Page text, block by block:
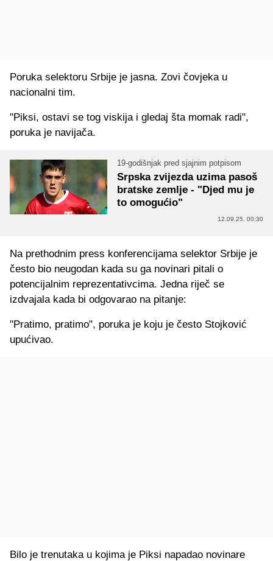
Poruka selektoru Srbije je jasna. Zovi čovjeka u
nacionalni tim.
"Piksi, ostavi se tog viskija i gledaj šta momak radi",
poruka je navijača.
19-godišnjak pred sjajnim potpisom
Srpska zvijezda uzima pasoš
bratske zemlje - "Djed mu je
to omogućio"
12.09.25. 00:30
Na prethodnim press konferencijama selektor Srbije je
često bio neugodan kada su ga novinari pitali o
potencijalnim reprezentativcima. Jedna riječ se
izdvajala kada bi odgovarao na pitanje:
"Pratimo, pratimo", poruka je koju je često Stojković
upućivao.
Bilo je trenutaka u kojima je Piksi napadao novinare